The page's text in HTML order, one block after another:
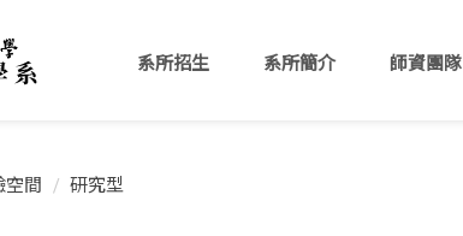
系所招生 系所簡介 師資團隊
空間 研究型